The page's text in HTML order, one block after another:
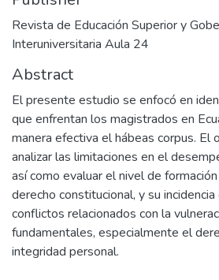
Revista de Educación Superior y
Interuniversitaria Aula 24
Abstract
El presente estudio se enfocó en
que enfrentan los magistrados en
manera efectiva el hábeas corpus. El
analizar las limitaciones en el
así como evaluar el nivel de
derecho constitucional, y su
conflictos relacionados con la
fundamentales, especialmente el
integridad personal.